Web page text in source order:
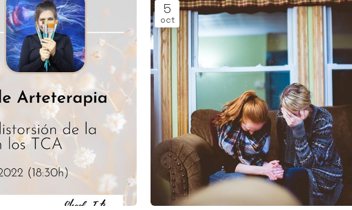
5
oct